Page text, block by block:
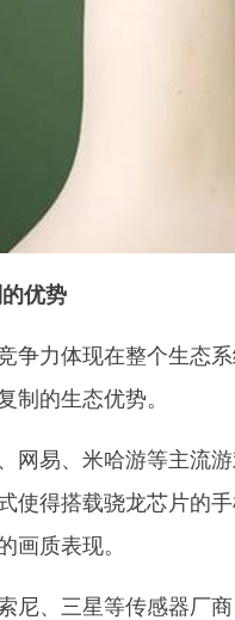
优势
争力体现在整个生态
制的生态优势。
网易、米哈游等主流
使得搭载骁龙芯片的
画质表现。
尼、三星等传感器厂